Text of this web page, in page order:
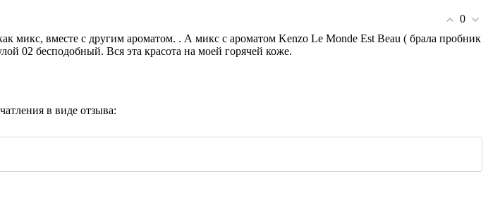
0
микс, вместе с другим ароматом. . А микс с ароматом Kenzo Le Monde Est Beau ( брала пробник
02 бесподобный. Вся эта красота на моей горячей коже.
в виде отзыва: